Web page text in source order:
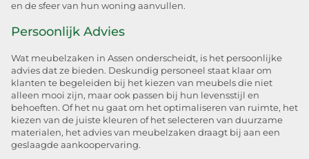
en de sfeer van hun woning aanvullen.
Persoonlijk Advies
Wat meubelzaken in Assen onderscheidt, is het persoonlijke
advies dat ze bieden. Deskundig personeel staat klaar om
klanten te begeleiden bij het kiezen van meubels die niet
alleen mooi zijn, maar ook passen bij hun levensstijl en
behoeften. Of het nu gaat om het optimaliseren van ruimte, het
kiezen van de juiste kleuren of het selecteren van duurzame
materialen, het advies van meubelzaken draagt bij aan een
geslaagde aankoopervaring.